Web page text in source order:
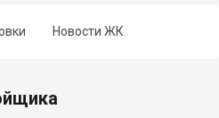
Новости ЖК